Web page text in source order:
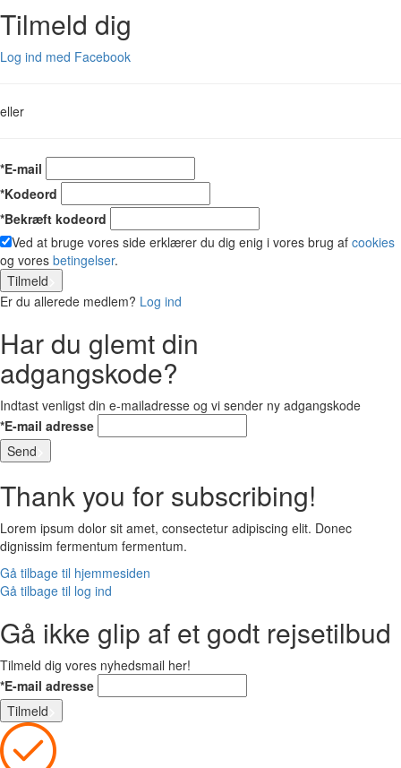
Tilmeld dig
Log ind med Facebook
eller
*E-mail
*Kodeord
*Bekræft kodeord
Ved at bruge vores side erklærer du dig enig i vores brug af cookies
og vores betingelser.
Tilmeld
Er du allerede medlem? Log ind
Har du glemt din
adgangskode?
Indtast venligst din e-mailadresse og vi sender ny adgangskode
*E-mail adresse
Send
Thank you for subscribing!
Lorem ipsum dolor sit amet, consectetur adipiscing elit. Donec
dignissim fermentum fermentum.
Gå tilbage til hjemmesiden
Gå tilbage til log ind
Gå ikke glip af et godt rejsetilbud
Tilmeld dig vores nyhedsmail her!
*E-mail adresse
Tilmeld